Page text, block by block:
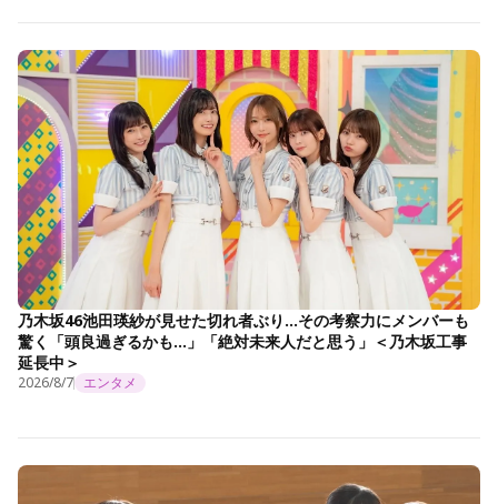
乃木坂46池田瑛紗が見せた切れ者ぶり…その考察力にメンバーも
驚く「頭良過ぎるかも…」「絶対未来人だと思う」＜乃木坂工事
延長中＞
2026/8/7 エンタメ